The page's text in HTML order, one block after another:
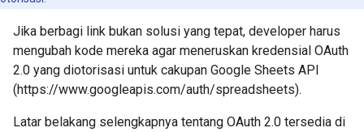
Jika berbagi link bukan solusi yang tepat, developer harus
mengubah kode mereka agar meneruskan kredensial OAuth
2.0 yang diotorisasi untuk cakupan Google Sheets API
(https://www.googleapis.com/auth/spreadsheets).
Latar belakang selengkapnya tentang OAuth 2.0 tersedia di